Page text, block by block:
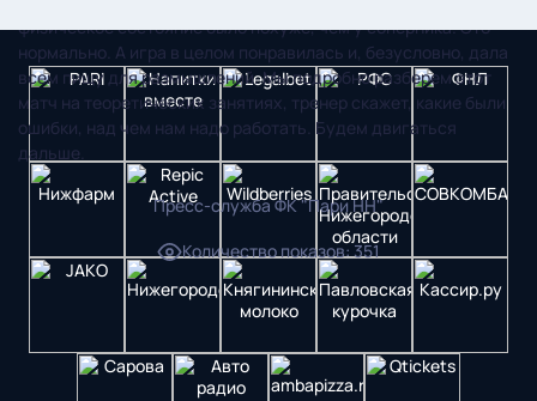
физическое состояние было похуже, чем у соперника. Это
нормально. А игра в целом понравилась и, безусловно, дала
всем пищу для размышлений. Мы подробно разберем этот
матч на теоретических занятиях, тренер скажет, какие были
ошибки, над чем нам надо работать. Будем двигаться
дальше.
Пресс-служба ФК "Пари НН"
Количество показов:351